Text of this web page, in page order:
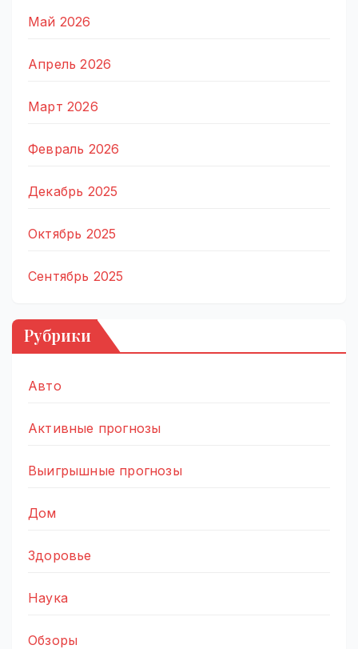
Май 2026
Апрель 2026
Март 2026
Февраль 2026
Декабрь 2025
Октябрь 2025
Сентябрь 2025
Рубрики
Авто
Активные прогнозы
Выигрышные прогнозы
Дом
Здоровье
Наука
Обзоры